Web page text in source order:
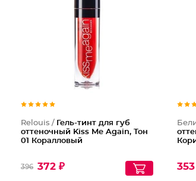
Relouis / Гель-тинт для губ
оттеночный Kiss Me Again, Тон
01 Коралловый
396 372 ₽